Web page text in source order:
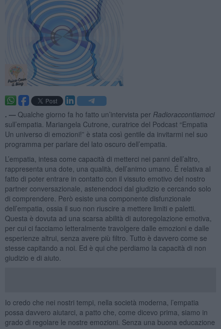
. — Qualche giorno fa ho fatto un’intervista per Radioraccontiamoci
sull’empatia. Mariangela Cutrone, curatrice del Podcast “Empatia
Un universo di emozioni!” è stata così gentile da invitarmi nel suo
programma per parlare del lato oscuro dell’empatia.
L’empatia, intesa come capacità di metterci nei panni dell’altro,
rappresenta una dote, una qualità, dell’animo umano. É relativa al
fatto di poter entrare in contatto con il vissuto emotivo del nostro
partner conversazionale, astenendoci dal giudizio e cercando solo
di comprendere. Però esiste una componente disfunzionale
dell’empatia, ossia il suo non riuscire a mettere limiti e paletti.
Questa è dovuta ad una scarsa abilità di autoregolazione emotiva,
per cui ci facciamo letteralmente travolgere dalle emozioni e dalle
esperienze altrui, senza avere più filtro. Tutto è davvero come se
stesse capitando a noi. Ed è qui che perdiamo la capacità di non
giudizio e di aiuto.
Io credo che nei nostri tempi, nella società moderna, l’empatia
possa davvero aiutarci, a patto che, come dicevo prima, siamo in
grado di regolare le nostre emozioni. Senza una buona educazione